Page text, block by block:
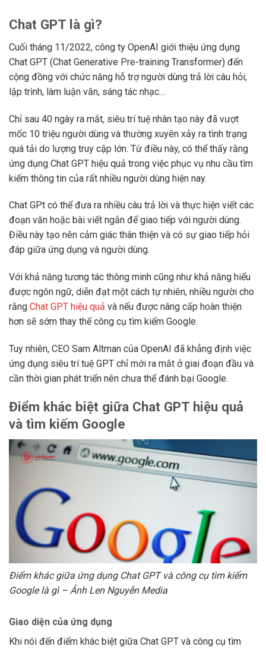
Chat GPT là gì?
Cuối tháng 11/2022, công ty OpenAI giới thiệu ứng dụng
Chat GPT (Chat Generative Pre-training Transformer) đến
cộng đồng với chức năng hỗ trợ người dùng trả lời câu hỏi,
lập trình, làm luận văn, sáng tác nhạc…
Chỉ sau 40 ngày ra mắt, siêu trí tuệ nhân tạo này đã vượt
mốc 10 triệu người dùng và thường xuyên xảy ra tình trạng
quá tải do lượng truy cập lớn. Từ điều này, có thể thấy rằng
ứng dụng Chat GPT hiệu quả trong việc phục vụ nhu cầu tìm
kiếm thông tin của rất nhiều người dùng hiện nay.
Chat GPt có thể đưa ra nhiều câu trả lời và thực hiện viết các
đoạn văn hoặc bài viết ngắn để giao tiếp với người dùng.
Điều này tạo nên cảm giác thân thiện và có sự giao tiếp hỏi
đáp giữa ứng dụng và người dùng.
Với khả năng tương tác thông minh cũng như khả năng hiểu
được ngôn ngữ, diễn đạt một cách tự nhiên, nhiều người cho
rằng Chat GPT hiệu quả và nếu được nâng cấp hoàn thiện
hơn sẽ sớm thay thế công cụ tìm kiếm Google.
Tuy nhiên, CEO Sam Altman của OpenAI đã khẳng định việc
ứng dụng siêu trí tuệ GPT chỉ mới ra mắt ở giai đoạn đầu và
cần thời gian phát triển nên chưa thể đánh bại Google.
Điểm khác biệt giữa Chat GPT hiệu quả
và tìm kiếm Google
Điểm khác giữa ứng dụng Chat GPT và công cụ tìm kiếm
Google là gì – Ảnh Len Nguyễn Media
Giao diện của ứng dụng
Khi nói đến điểm khác biệt giữa Chat GPT và công cụ tìm